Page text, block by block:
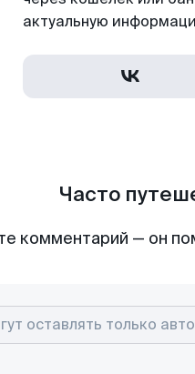
актуальную
Часто
комментарий — он